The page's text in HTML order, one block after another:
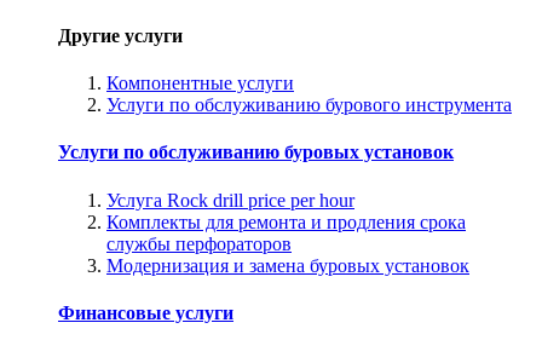
Другие услуги
Компонентные услуги
Услуги по обслуживанию бурового инструмента
Услуги по обслуживанию буровых установок
Услуга Rock drill price per hour
Комплекты для ремонта и продления срока
службы перфораторов
Модернизация и замена буровых установок
Финансовые услуги